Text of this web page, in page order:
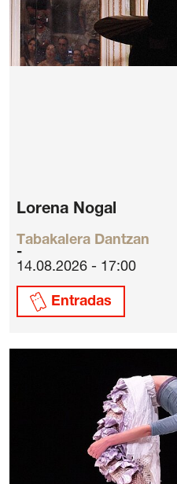
Lorena Nogal
Tabakalera Dantzan
14.08.2026 - 17:00
Entradas